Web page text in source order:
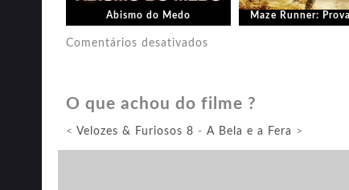
Abismo do Medo Maze Runner:
Comentários desativados
Caribe:
O que achou do filme ?
< Velozes & Furiosos 8 - A Bela e a Fera >